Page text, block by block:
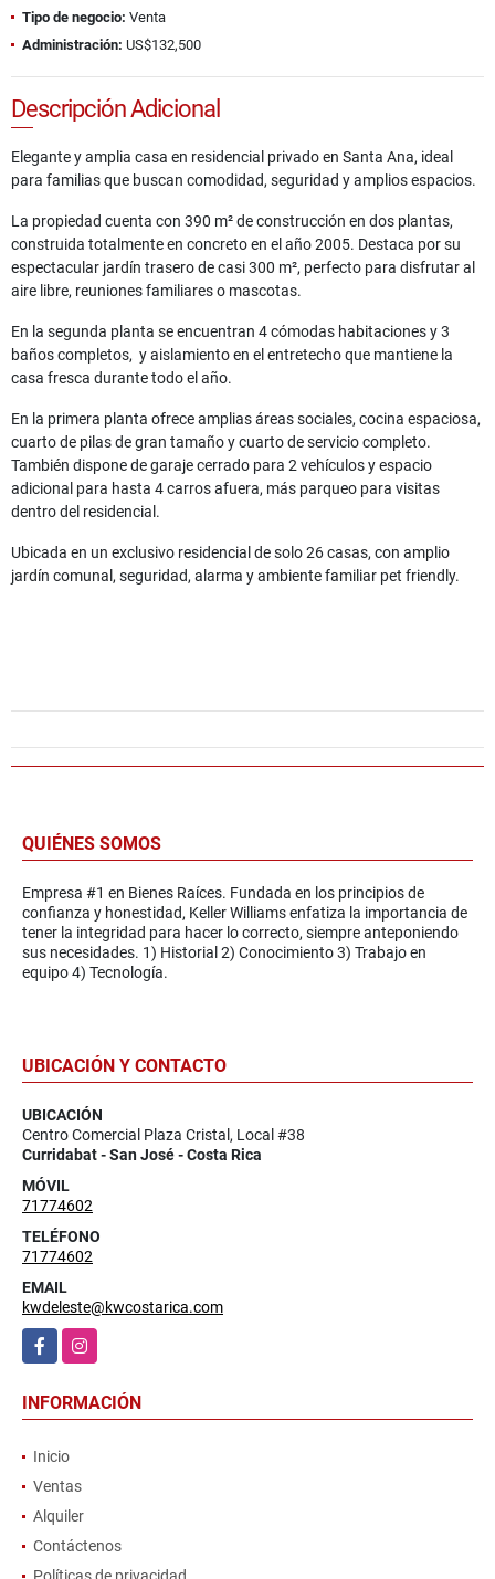
Tipo de negocio: Venta
Administración: US$132,500
Descripción Adicional
Elegante y amplia casa en residencial privado en Santa Ana, ideal
para familias que buscan comodidad, seguridad y amplios espacios.
La propiedad cuenta con 390 m² de construcción en dos plantas,
construida totalmente en concreto en el año 2005. Destaca por su
espectacular jardín trasero de casi 300 m², perfecto para disfrutar al
aire libre, reuniones familiares o mascotas.
En la segunda planta se encuentran 4 cómodas habitaciones y 3
baños completos, y aislamiento en el entretecho que mantiene la
casa fresca durante todo el año.
En la primera planta ofrece amplias áreas sociales, cocina espaciosa,
cuarto de pilas de gran tamaño y cuarto de servicio completo.
También dispone de garaje cerrado para 2 vehículos y espacio
adicional para hasta 4 carros afuera, más parqueo para visitas
dentro del residencial.
Ubicada en un exclusivo residencial de solo 26 casas, con amplio
jardín comunal, seguridad, alarma y ambiente familiar pet friendly.
QUIÉNES SOMOS
Empresa #1 en Bienes Raíces. Fundada en los principios de
confianza y honestidad, Keller Williams enfatiza la importancia de
tener la integridad para hacer lo correcto, siempre anteponiendo
sus necesidades. 1) Historial 2) Conocimiento 3) Trabajo en
equipo 4) Tecnología.
UBICACIÓN Y CONTACTO
UBICACIÓN
Centro Comercial Plaza Cristal, Local #38
Curridabat - San José - Costa Rica
MÓVIL
71774602
TELÉFONO
71774602
EMAIL
kwdeleste@kwcostarica.com
FacebookInstagram
INFORMACIÓN
Inicio
Ventas
Alquiler
Contáctenos